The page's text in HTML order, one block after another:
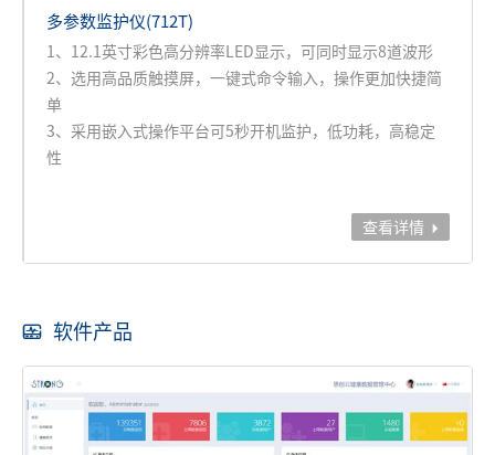
多参数监护仪(712T)
1、12.1英寸彩色高分辨率LED显示，可同时显示8道波形
2、选用高品质触摸屏，一键式命令输入，操作更加快捷简
单
3、采用嵌入式操作平台可5秒开机监护，低功耗，高稳定
性
查看详情 
 软件产品